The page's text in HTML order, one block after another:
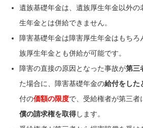
遺族基礎年金は、遺族厚生年金以外の
生年金とは併給できません。
障害基礎年金は障害厚生年金はもちろ
族厚生年金とも併給が可能です。
障害の直接の原因となった事故が第三
た場合に、障害基礎年金の給付をした
付の価額の限度で、受給権者が第三者
償の請求権を取得します。